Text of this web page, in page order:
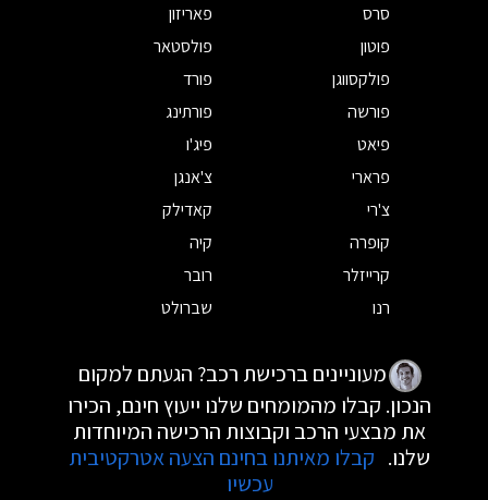
סרס
פאריזון
פוטון
פולסטאר
פולקסווגן
פורד
פורשה
פורתינג
פיאט
פיג'ו
פרארי
צ'אנגן
צ'רי
קאדילק
קופרה
קיה
קרייזלר
רובר
רנו
שברולט
מעוניינים ברכישת רכב? הגעתם למקום
הנכון. קבלו מהמומחים שלנו ייעוץ חינם, הכירו
את מבצעי הרכב וקבוצות הרכישה המיוחדות
שלנו. קבלו מאיתנו בחינם הצעה אטרקטיבית
עכשיו